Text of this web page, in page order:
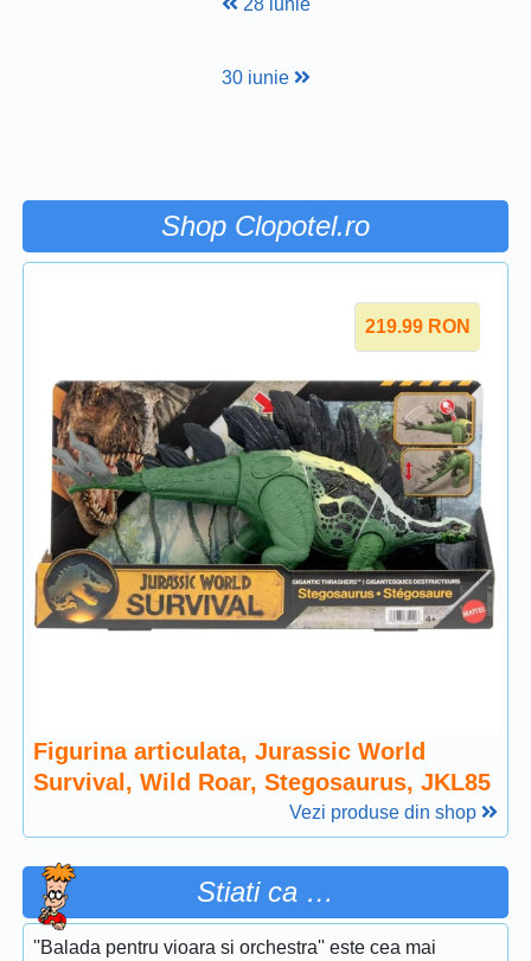
28 iunie
30 iunie
Shop Clopotel.ro
219.99 RON
Figurina articulata, Jurassic World
Survival, Wild Roar, Stegosaurus, JKL85
Vezi produse din shop
Stiati ca …
''Balada pentru vioara si orchestra'' este cea mai